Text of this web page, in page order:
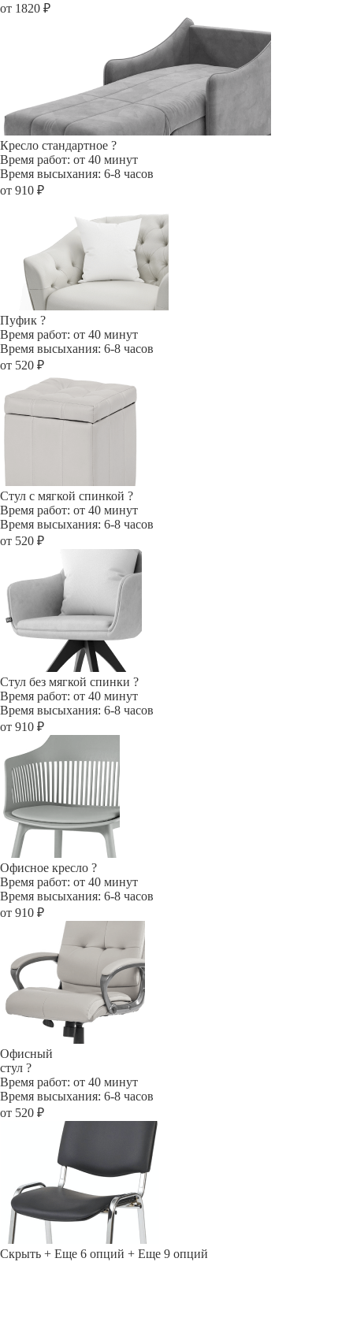
от 1820 ₽
Кресло стандартное ?
Время работ: от 40 минут
Время высыхания: 6-8 часов
от 910 ₽
Пуфик ?
Время работ: от 40 минут
Время высыхания: 6-8 часов
от 520 ₽
Стул с мягкой спинкой ?
Время работ: от 40 минут
Время высыхания: 6-8 часов
от 520 ₽
Стул без мягкой спинки ?
Время работ: от 40 минут
Время высыхания: 6-8 часов
от 910 ₽
Офисное кресло ?
Время работ: от 40 минут
Время высыхания: 6-8 часов
от 910 ₽
Офисный
стул ?
Время работ: от 40 минут
Время высыхания: 6-8 часов
от 520 ₽
Скрыть + Еще 6 опций + Еще 9 опций